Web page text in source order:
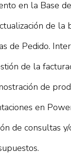
en la Base
de la
de Pedido.
de la
de
en
de consultas